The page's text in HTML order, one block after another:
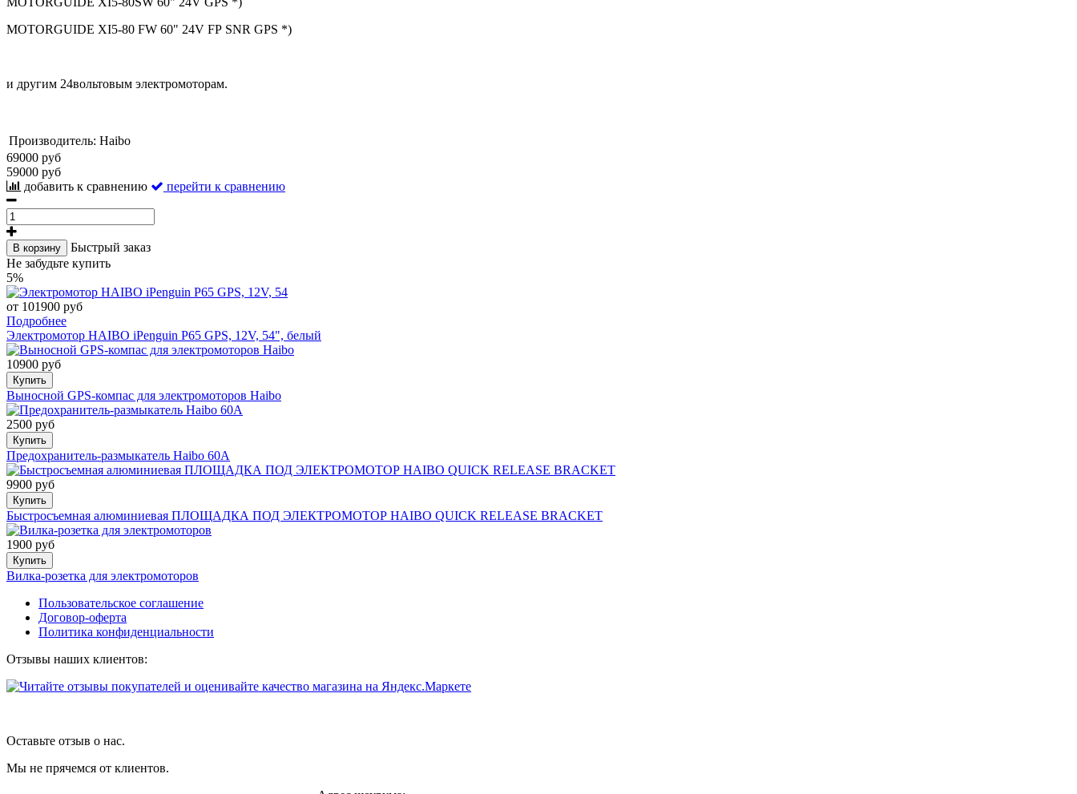
МОТОRGUIDЕ ХI5-80 FW 60" 24V FР SNR GРS *)
и другим 24вольтовым электромоторам.
Производитель: Haibo
69000 руб
59000 руб
добавить к сравнению
перейти к сравнению
В корзину
Быстрый заказ
Не забудьте купить
5%
от 101900 руб
Подробнее
Электромотор HAIBO iPenguin P65 GPS, 12V, 54", белый
10900 руб
Купить
Выносной GPS-компас для электромоторов Haibo
2500 руб
Купить
Предохранитель-размыкатель Haibo 60A
9900 руб
Купить
Быстросъемная алюминиевая ПЛОЩАДКА ПОД ЭЛЕКТРОМОТОР HAIBO QUICK RELEASE BRACKET
1900 руб
Купить
Вилка-розетка для электромоторов
Пользовательское соглашение
Договор-оферта
Политика конфиденциальности
Отзывы наших клиентов:
Оставьте отзыв о нас.
Мы не прячемся от клиентов.